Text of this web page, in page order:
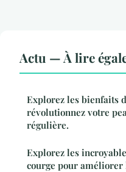
Actu — À lire
Explorez les bienfaits
révolutionnez votre
régulière.
Explorez les
courge pour améliorer